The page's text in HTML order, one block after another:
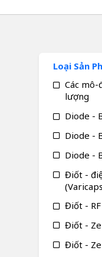
Loại Sản
Các mô-
lượng
Diode -
Diode -
Diode -
Điốt -
Điốt - RF
Điốt -
Điốt -